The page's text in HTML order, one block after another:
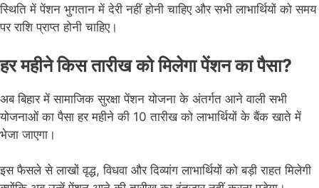
स्थिति में पेंशन भुगतान में देरी नहीं होनी चाहिए और सभी लाभार्थियों को समय
पर राशि प्राप्त होनी चाहिए।
हर महीने किस तारीख को मिलेगा पेंशन का पैसा?
अब बिहार में सामाजिक सुरक्षा पेंशन योजना के अंतर्गत आने वाली सभी
योजनाओं का पैसा हर महीने की 10 तारीख को लाभार्थियों के बैंक खाते में
भेजा जाएगा।
इस फैसले से लाखों वृद्ध, विधवा और दिव्यांग लाभार्थियों को बड़ी राहत मिलेगी